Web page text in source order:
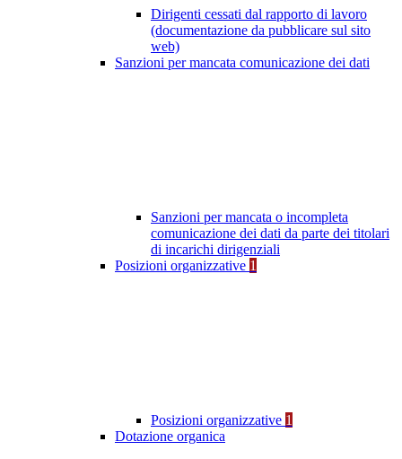
Dirigenti cessati dal rapporto di lavoro
(documentazione da pubblicare sul sito
web)
Sanzioni per mancata comunicazione dei dati
Sanzioni per mancata o incompleta
comunicazione dei dati da parte dei titolari
di incarichi dirigenziali
Posizioni organizzative 1
Posizioni organizzative 1
Dotazione organica